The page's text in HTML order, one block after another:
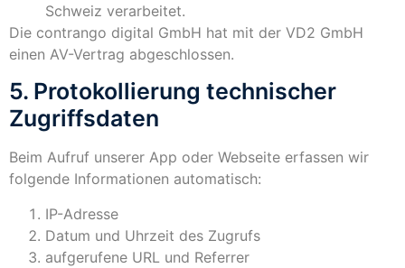
Schweiz verarbeitet.
Die contrango digital GmbH hat mit der VD2 GmbH
einen AV-Vertrag abgeschlossen.
5. Protokollierung technischer
Zugriffsdaten
Beim Aufruf unserer App oder Webseite erfassen wir
folgende Informationen automatisch:
IP-Adresse
Datum und Uhrzeit des Zugrufs
aufgerufene URL und Referrer